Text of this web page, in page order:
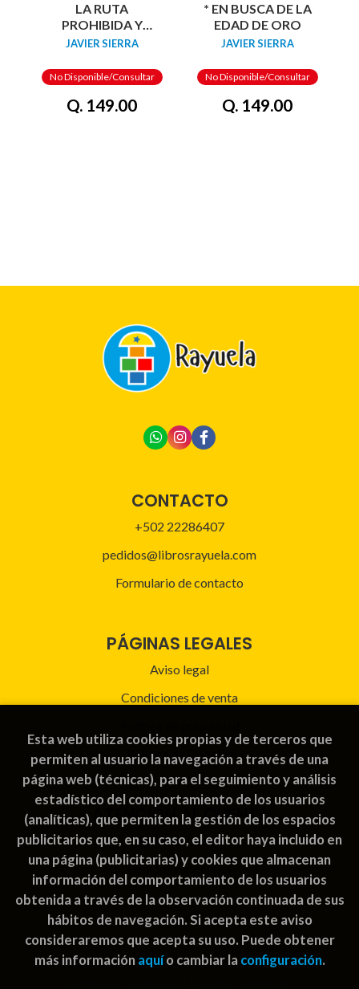
LA RUTA
PROHIBIDA Y
OTROS ENIGMAS DE
JAVIER SIERRA
No Disponible/Consultar
Q. 149.00
* EN BUSCA DE LA
EDAD DE ORO
JAVIER SIERRA
No Disponible/Consultar
Q. 149.00
CONTACTO
+502 22286407
pedidos@librosrayuela.com
Formulario de contacto
PÁGINAS LEGALES
Aviso legal
Condiciones de venta
Política de Cookies
ATENCIÓN AL CLIENTE
Quiénes somos
Pedidos especiales
2026 ©Rayuela Guatemala | libros juegos. Todos los
Esta web utiliza cookies propias y de terceros que
permiten al usuario la navegación a través de una
página web (técnicas), para el seguimiento y análisis
estadístico del comportamiento de los usuarios
(analíticas), que permiten la gestión de los espacios
publicitarios que, en su caso, el editor haya incluido en
una página (publicitarias) y cookies que almacenan
información del comportamiento de los usuarios
obtenida a través de la observación continuada de sus
hábitos de navegación. Si acepta este aviso
consideraremos que acepta su uso. Puede obtener
más información aquío cambiar la configuración.